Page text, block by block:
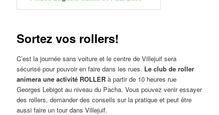
Sortez vos rollers!
C’est la journée sans voiture et le centre de Villejuif sera
sécurisé pour pouvoir en faire dans les rues. Le club de roller
animera une activité ROLLER à partir de 10 heures rue
Georges Lebigot au niveau du Pacha. Vous pouvez venir essayer
des rollers, demander des conseils sur la pratique et peut être
aussi faire un tour dans Villejuif.